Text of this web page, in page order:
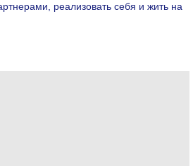
реализовать себя и жить на